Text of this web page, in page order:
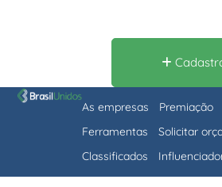
As empresas Premiação
Ferramentas
Solicitar
Classificados